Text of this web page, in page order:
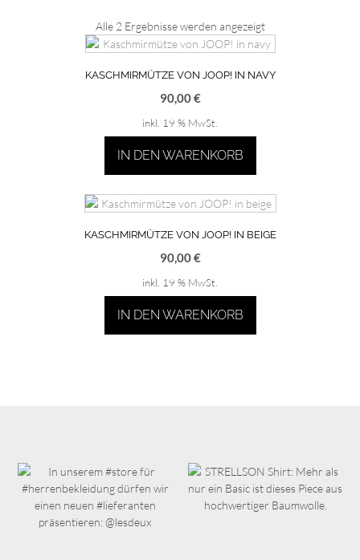
Alle 2 Ergebnisse werden angezeigtNach
Aktualität
KASCHMIRMÜTZE VON JOOP! IN NAVY
90,00€
inkl. 19 % MwSt.
IN DEN WARENKORB
KASCHMIRMÜTZE VON JOOP! IN BEIGE
90,00€
inkl. 19 % MwSt.
IN DEN WARENKORB